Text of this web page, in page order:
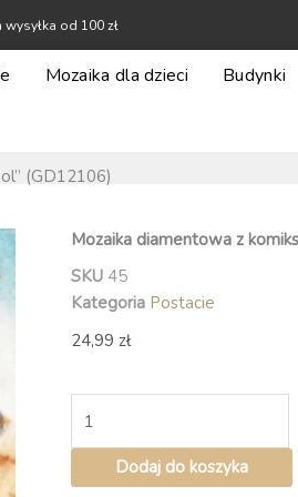
od 100 zł
Mozaika dla dzieci Budynki
(GD12106)
Mozaika diamentowa z
SKU 45
Kategoria Postacie
24,99 zł
Mozaika
diamentowa
z
Dodaj do koszyka